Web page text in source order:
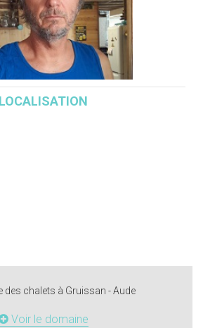
LOCALISATION
des chalets à Gruissan - Aude
Voir le domaine